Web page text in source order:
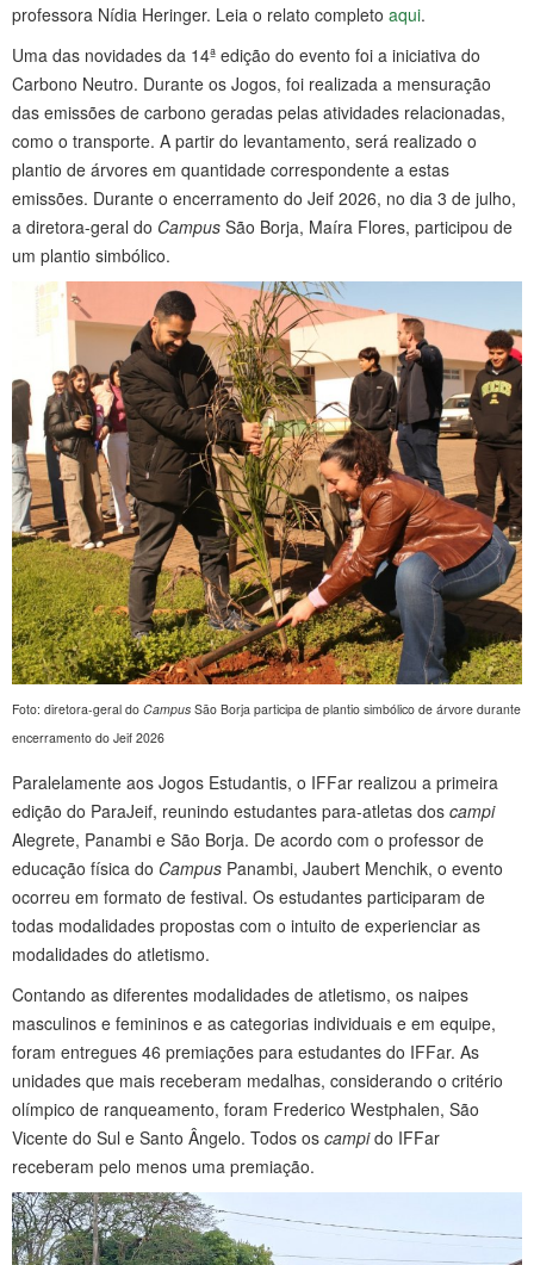
professora Nídia Heringer. Leia o relato completo aqui.
Uma das novidades da 14ª edição do evento foi a iniciativa do
Carbono Neutro. Durante os Jogos, foi realizada a mensuração
das emissões de carbono geradas pelas atividades relacionadas,
como o transporte. A partir do levantamento, será realizado o
plantio de árvores em quantidade correspondente a estas
emissões. Durante o encerramento do Jeif 2026, no dia 3 de julho,
a diretora-geral do Campus São Borja, Maíra Flores, participou de
um plantio simbólico.
Foto: diretora-geral do Campus São Borja participa de plantio simbólico de árvore durante
encerramento do Jeif 2026
Paralelamente aos Jogos Estudantis, o IFFar realizou a primeira
edição do ParaJeif, reunindo estudantes para-atletas dos campi
Alegrete, Panambi e São Borja. De acordo com o professor de
educação física do Campus Panambi, Jaubert Menchik, o evento
ocorreu em formato de festival. Os estudantes participaram de
todas modalidades propostas com o intuito de experienciar as
modalidades do atletismo.
Contando as diferentes modalidades de atletismo, os naipes
masculinos e femininos e as categorias individuais e em equipe,
foram entregues 46 premiações para estudantes do IFFar. As
unidades que mais receberam medalhas, considerando o critério
olímpico de ranqueamento, foram Frederico Westphalen, São
Vicente do Sul e Santo Ângelo. Todos os campido IFFar
receberam pelo menos uma premiação.